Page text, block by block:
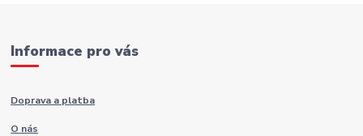
Informace pro vás
Doprava a platba
O nás